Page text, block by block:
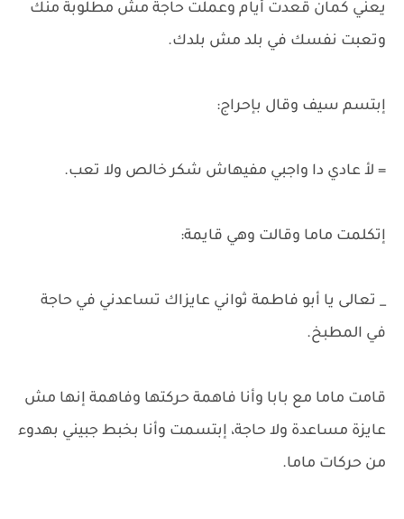
يعني كمان قعدت أيام وعملت حاجة مش مطلوبة منك
وتعبت نفسك في بلد مش بلدك.
إبتسم سيف وقال بإحراج:
= لأ عادي دا واجبي مفيهاش شكر خالص ولا تعب.
إتكلمت ماما وقالت وهي قايمة:
_ تعالى يا أبو فاطمة ثواني عايزاك تساعدني في حاجة
في المطبخ.
قامت ماما مع بابا وأنا فاهمة حركتها وفاهمة إنها مش
عايزة مساعدة ولا حاجة، إبتسمت وأنا بخبط جبيني بهدوء
من حركات ماما.